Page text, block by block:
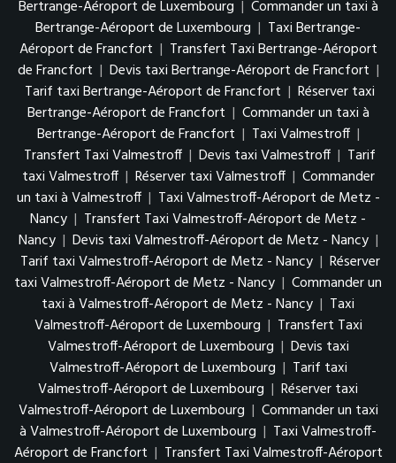
Bertrange-Aéroport de Luxembourg | Commander un taxi à
Bertrange-Aéroport de Luxembourg | Taxi Bertrange-
Aéroport de Francfort | Transfert Taxi Bertrange-Aéroport
de Francfort | Devis taxi Bertrange-Aéroport de Francfort |
Tarif taxi Bertrange-Aéroport de Francfort | Réserver taxi
Bertrange-Aéroport de Francfort | Commander un taxi à
Bertrange-Aéroport de Francfort | Taxi Valmestroff |
Transfert Taxi Valmestroff | Devis taxi Valmestroff | Tarif
taxi Valmestroff | Réserver taxi Valmestroff | Commander
un taxi à Valmestroff | Taxi Valmestroff-Aéroport de Metz -
Nancy | Transfert Taxi Valmestroff-Aéroport de Metz -
Nancy | Devis taxi Valmestroff-Aéroport de Metz - Nancy |
Tarif taxi Valmestroff-Aéroport de Metz - Nancy | Réserver
taxi Valmestroff-Aéroport de Metz - Nancy | Commander un
taxi à Valmestroff-Aéroport de Metz - Nancy | Taxi
Valmestroff-Aéroport de Luxembourg | Transfert Taxi
Valmestroff-Aéroport de Luxembourg | Devis taxi
Valmestroff-Aéroport de Luxembourg | Tarif taxi
Valmestroff-Aéroport de Luxembourg | Réserver taxi
Valmestroff-Aéroport de Luxembourg | Commander un taxi
à Valmestroff-Aéroport de Luxembourg | Taxi Valmestroff-
Aéroport de Francfort | Transfert Taxi Valmestroff-Aéroport